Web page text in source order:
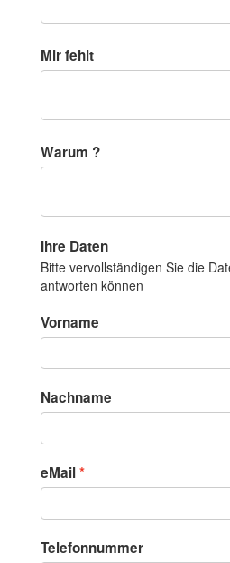
Mir fehlt
Warum ?
Ihre Daten
Bitte vervollständigen Sie die
antworten können
Vorname
Nachname
eMail
Telefonnummer